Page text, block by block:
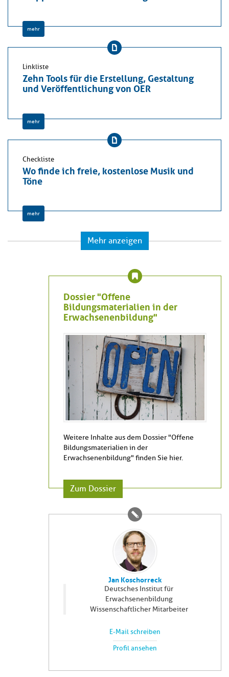
mehr
Linkliste
Zehn Tools für die Erstellung, Gestaltung
und Veröffentlichung von OER
mehr
Checkliste
Wo finde ich freie, kostenlose Musik und
Töne
mehr
Mehr anzeigen
Dossier "Offene
Bildungsmaterialien in der
Erwachsenenbildung"
Weitere Inhalte aus dem Dossier "Offene
Bildungsmaterialien in der
Erwachsenenbildung" finden Sie hier.
Zum Dossier
Jan Koschorreck
Deutsches Institut für
Erwachsenenbildung
Wissenschaftlicher Mitarbeiter
E-Mail schreiben
Profil ansehen